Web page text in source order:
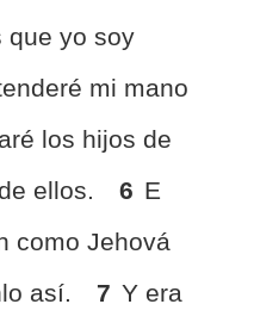
que yo soy
mi mano
los hijos de
ellos.
6 E
como Jehová
así.
7 Y era